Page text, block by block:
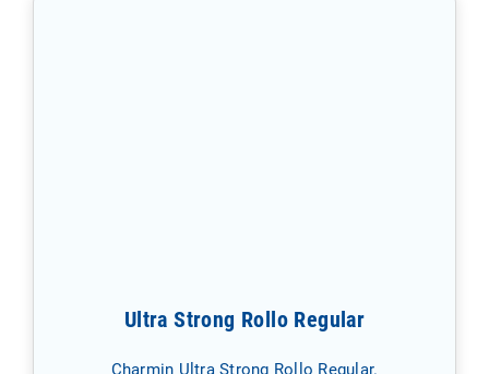
Ultra Strong Rollo Regular
Charmin Ultra Strong Rollo Regular.